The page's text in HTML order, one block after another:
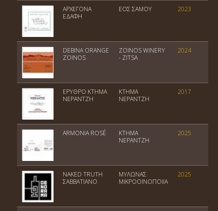
ΑΡΧΕΓΟΝΑ
ΕΔΑΦΗ
ΕΟΣ ΣΑΜΟΥ 2023
DEBINA ORANGE
ZOINOS
ZOINOS WINERY
- ZITSA
2024
ΕΡΥΘΡΟ ΚΤΗΜΑ
ΝΕΡΑΝΤΖΗ
ΚΤΗΜΑ
ΝΕΡΑΝΤΖΗ
2017
ARMONIA ROSÉ
ΚΤΗΜΑ
ΝΕΡΑΝΤΖΗ
2025
NAKED TRUTH
ΣΑΒΒΑΤΙΑΝΟ
ΜΥΛΩΝΑΣ
ΜΙΚΡΟΟΙΝΟΠΟΙΙΑ
2025